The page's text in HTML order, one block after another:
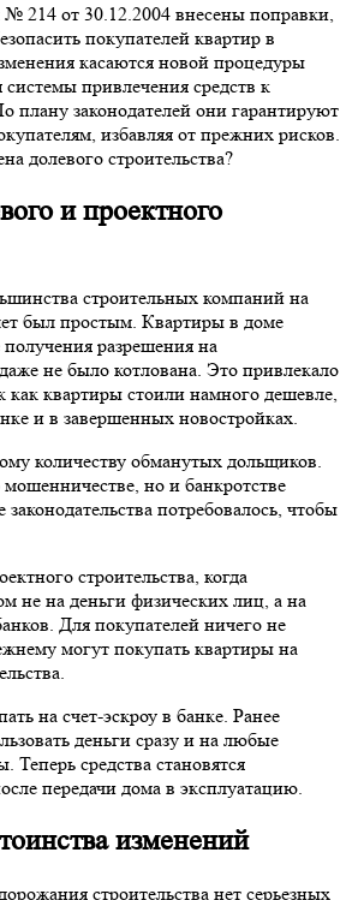
214 от 30.12.2004 внесены поправки,
покупателей квартир в
касаются новой процедуры
привлечения средств к
плану законодателей они гарантируют
избавляя от прежних рисков.
долевого строительства?
и проектного
строительных компаний на
был простым. Квартиры в доме
получения разрешения на
не было котлована. Это привлекало
как квартиры стоили намного дешевле,
и в завершенных новостройках.
количеству обманутых дольщиков.
мошенничестве, но и банкротстве
потребовалось, чтобы
строительства, когда
не на деньги физических лиц, а на
Для покупателей ничего не
могут покупать квартиры на
на счет-эскроу в банке. Ранее
деньги сразу и на любые
Теперь средства становятся
передачи дома в эксплуатацию.
изменений
строительства нет серьезных